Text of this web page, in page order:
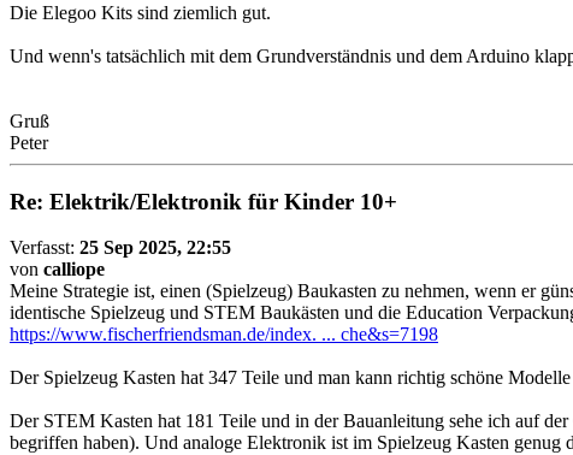
Die Elegoo Kits sind ziemlich gut.
Und wenn's tatsächlich mit dem Grundverständnis und dem Arduino
Gruß
Peter
Re: Elektrik/Elektronik für Kinder 10+
Verfasst: 25 Sep 2025, 22:55
von calliope
Meine Strategie ist, einen (Spielzeug) Baukasten zu nehmen, wenn er
identische Spielzeug und STEM Baukästen und die Education
https://www.fischerfriendsman.de/index. ... che&s=7198
Der Spielzeug Kasten hat 347 Teile und man kann richtig schöne
Der STEM Kasten hat 181 Teile und in der Bauanleitung sehe ich auf
begriffen haben). Und analoge Elektronik ist im Spielzeug Kasten genug